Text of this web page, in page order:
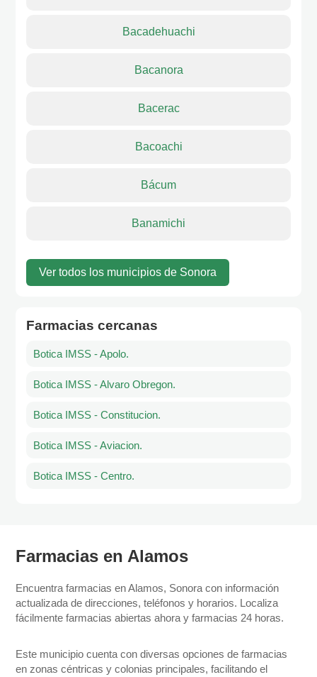
Bacadehuachi
Bacanora
Bacerac
Bacoachi
Bácum
Banamichi
Ver todos los municipios de Sonora
Farmacias cercanas
Botica IMSS - Apolo.
Botica IMSS - Alvaro Obregon.
Botica IMSS - Constitucion.
Botica IMSS - Aviacion.
Botica IMSS - Centro.
Farmacias en Alamos
Encuentra farmacias en Alamos, Sonora con información
actualizada de direcciones, teléfonos y horarios. Localiza
fácilmente farmacias abiertas ahora y farmacias 24 horas.
Este municipio cuenta con diversas opciones de farmacias
en zonas céntricas y colonias principales, facilitando el